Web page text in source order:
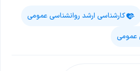
کارشناسی ارشد روانشناسی عمومی
عمومی